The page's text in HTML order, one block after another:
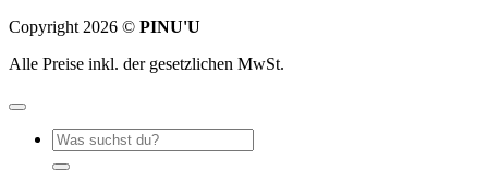
Copyright 2026 © PINU'U
Alle Preise inkl. der gesetzlichen MwSt.
Suche
nach: